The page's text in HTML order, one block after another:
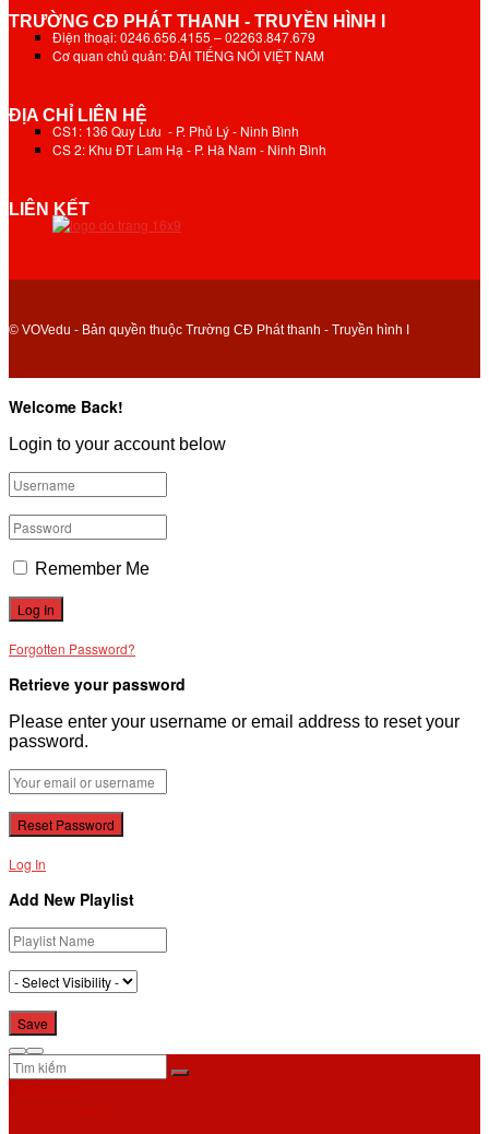
TRƯỜNG CĐ PHÁT THANH - TRUYỀN HÌNH I
Điện thoại: 0246.656.4155 – 02263.847.679
Cơ quan chủ quản: ĐÀI TIẾNG NÓI VIỆT NAM
ĐỊA CHỈ LIÊN HỆ
CS1: 136 Quy Lưu - P. Phủ Lý - Ninh Bình
CS 2: Khu ĐT Lam Hạ - P. Hà Nam - Ninh Bình
LIÊN KẾT
© VOVedu - Bản quyền thuộc Trường CĐ Phát thanh - Truyền hình I
Welcome Back!
Login to your account below
Remember Me
Forgotten Password?
Retrieve your password
Please enter your username or email address to reset your
password.
Log In
Add New Playlist